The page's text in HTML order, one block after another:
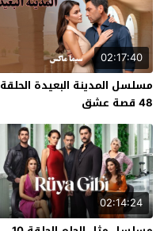
02:17:40
مسلسل المدينة البعيدة الحلقة
48 قصة عشق
02:14:24